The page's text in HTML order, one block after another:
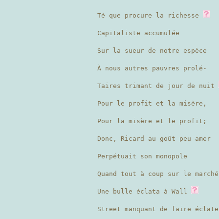
Té que procure la richesse
Capitaliste accumulée
Sur la sueur de notre espèce
À nous autres pauvres prolé-
Taires trimant de jour de nuit
Pour le profit et la misère,
Pour la misère et le profit;
Donc, Ricard au goût peu amer
Perpétuait son monopole
Quand tout à coup sur le marché
Une bulle éclata à Wall
Street manquant de faire